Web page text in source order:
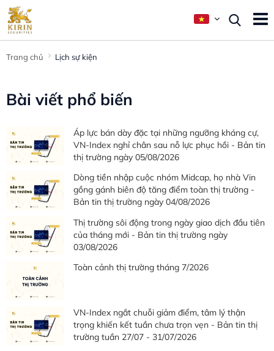
Trang chủ Lịch sự kiện
Bài viết phổ biến
Áp lực bán dày đặc tại những ngưỡng kháng cự,
VN-Index nghỉ chân sau nỗ lực phục hồi - Bản tin
thị trường ngày 05/08/2026
Dòng tiền nhập cuộc nhóm Midcap, họ nhà Vin
gồng gánh biên độ tăng điểm toàn thị trường -
Bản tin thị trường ngày 04/08/2026
Thị trường sôi động trong ngày giao dịch đầu tiên
của tháng mới - Bản tin thị trường ngày
03/08/2026
Toàn cảnh thị trường tháng 7/2026
VN-Index ngắt chuỗi giảm điểm, tâm lý thận
trọng khiến kết tuần chưa trọn vẹn - Bản tin thị
trường tuần 27/07 - 31/07/2026